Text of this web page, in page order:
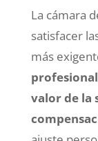
La cámara
satisfacer
más
valor de la